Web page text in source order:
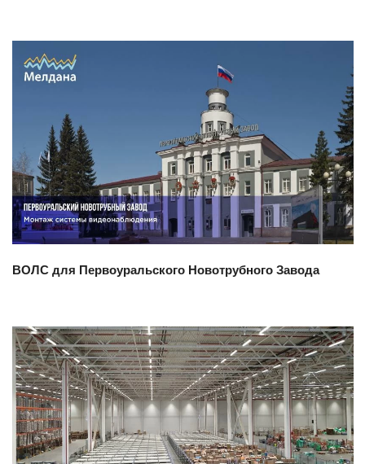
Смотреть проект
ВОЛС для Первоуральского Новотрубного Завода
Смотреть проект